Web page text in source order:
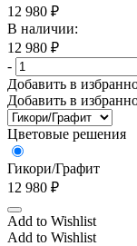
12 980 ₽
В наличии:
12 980 ₽
-
Добавить в
Добавить в
Цветовые решения
Гикори/Графит
12 980 ₽
Add to Wishlist
Add to Wishlist